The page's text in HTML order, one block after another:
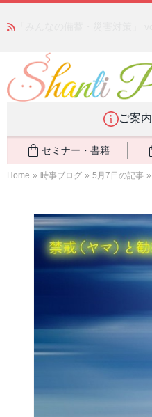
ご案内
セミナー・書籍
Home » 時事ブログ » 5月7日の記事 »